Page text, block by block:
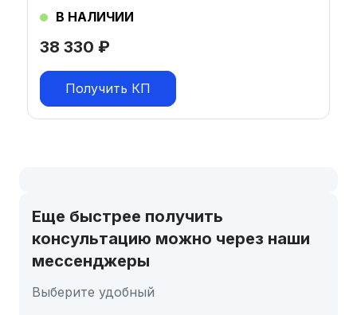
38 330 ₽
В НАЛИЧИИ
Получить КП
Еще быстрее получить
консультацию можно через наши
мессенджеры
Выберите удобный